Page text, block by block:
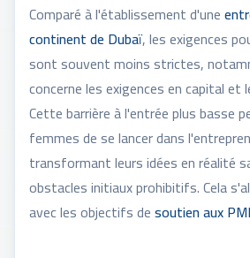
Comparé à l'établissement d'une
continent de Dubaï, les exigences
sont souvent moins strictes,
concerne les exigences en capital et
Cette barrière à l'entrée plus basse
femmes de se lancer dans
transformant leurs idées en réalité
obstacles initiaux prohibitifs. Cela
avec les objectifs desoutien aux